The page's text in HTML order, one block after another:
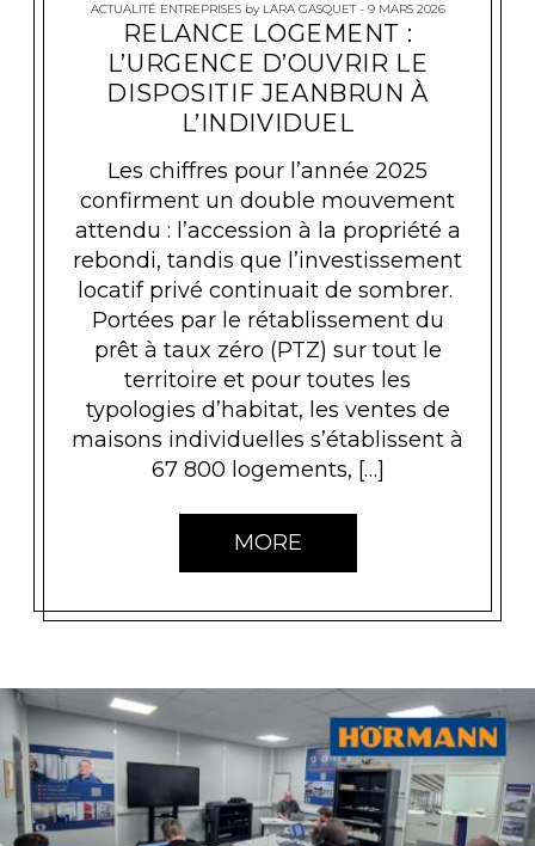
ACTUALITÉ ENTREPRISESby LARA GASQUET 9 MARS 2026
RELANCE LOGEMENT :
L’URGENCE D’OUVRIR LE
DISPOSITIF JEANBRUN À
L’INDIVIDUEL
Les chiffres pour l’année 2025
confirment un double mouvement
attendu : l’accession à la propriété a
rebondi, tandis que l’investissement
locatif privé continuait de sombrer.
Portées par le rétablissement du
prêt à taux zéro (PTZ) sur tout le
territoire et pour toutes les
typologies d’habitat, les ventes de
maisons individuelles s’établissent à
67 800 logements, […]
MORE